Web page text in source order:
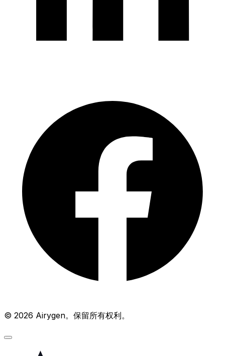
© 2026 Airygen。保留所有权利。